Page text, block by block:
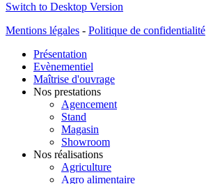
Switch to Desktop Version
Mentions légales - Politique de confidentialité
Présentation
Evènementiel
Maîtrise d'ouvrage
Nos prestations
Agencement
Stand
Magasin
Showroom
Nos réalisations
Agriculture
Agro alimentaire